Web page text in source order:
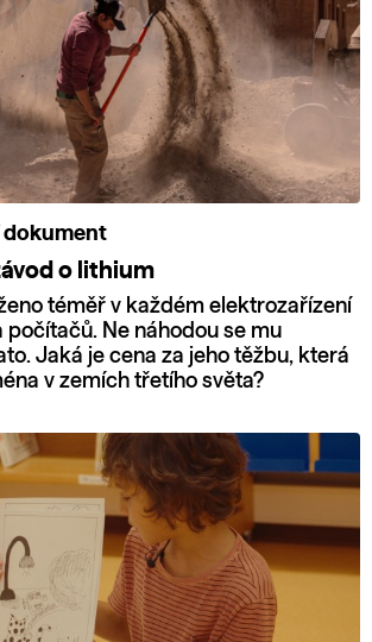
dokument
o lithium
téměř v každém elektrozařízení
počítačů. Ne náhodou se mu
Jaká je cena za jeho těžbu, která
v zemích třetího světa?